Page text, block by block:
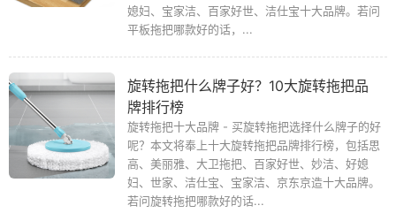
媳妇、宝家洁、百家好世、洁仕宝十大品牌。若问
平板拖把哪款好的话，...
旋转拖把什么牌子好？10大旋转拖把品
牌排行榜
旋转拖把十大品牌 - 买旋转拖把选择什么牌子的好
呢？本文将奉上十大旋转拖把品牌排行榜，包括思
高、美丽雅、大卫拖把、百家好世、妙洁、好媳
妇、世家、洁仕宝、宝家洁、京东京造十大品牌。
若问旋转拖把哪款好的话...